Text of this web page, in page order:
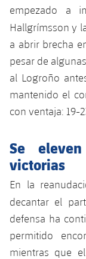
empezado a
Hallgrímsson y
a abrir brecha
pesar de
al Logroño
mantenido el
con ventaja: 19-
Se
victorias
En la
decantar el
defensa ha
permitido
mientras que